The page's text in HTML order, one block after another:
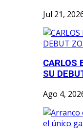
Jul 21,
CARLOS
SU
Ago 4,